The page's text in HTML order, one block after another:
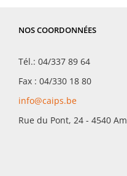
NOS COORDONNÉES
Tél.: 04/337 89 64
Fax : 04/330 18 80
info@caips.be
Rue du Pont, 24 - 4540